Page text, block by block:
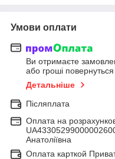
Умови оплати
Ви отримаєте
або гроші
Детальніше
Післяплата
Оплата на
Анатоліївна
Оплата карткой